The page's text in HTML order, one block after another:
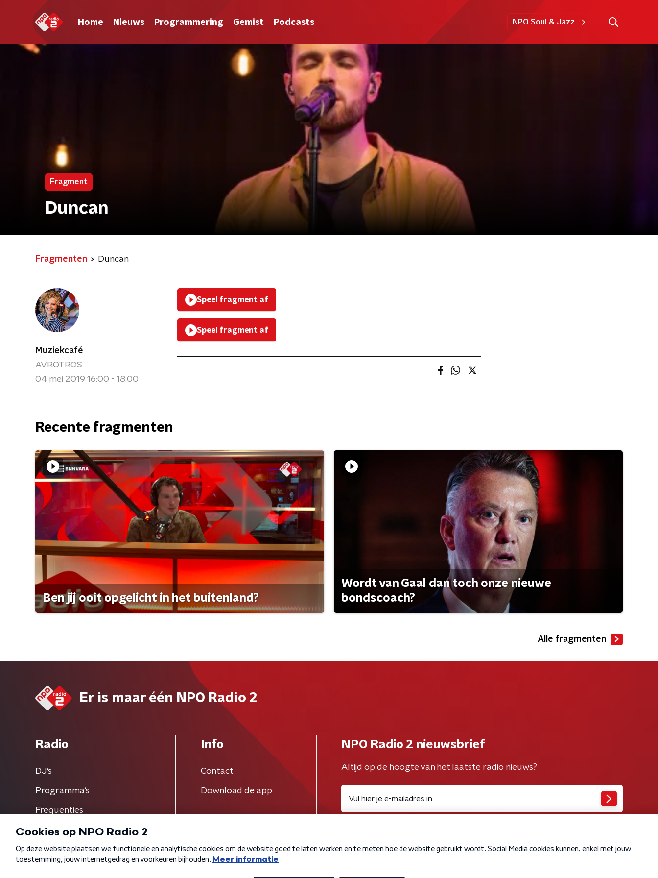
Home Nieuws Programmering Gemist Podcasts NPO Soul & Jazz
Fragment
Duncan
Fragmenten Duncan
Muziekcafé
AVROTROS
04 mei 2019 16:00 - 18:00
Speel fragment af
Speel fragment af
Recente fragmenten
Ben jij ooit opgelicht in het buitenland?
Wordt van Gaal dan toch onze nieuwe
bondscoach?
Alle fragmenten
Er is maar één NPO Radio 2
Radio
DJ’s
Programma's
Frequenties
Info
Contact
Download de app
NPO Radio 2 nieuwsbrief
Altijd op de hoogte van het laatste radio nieuws?
Algemene voorwaarden Privacybeleid